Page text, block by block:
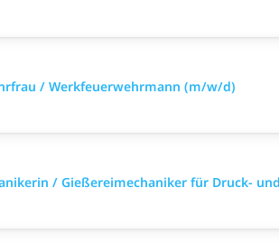
/ Werkfeuerwehrmann (m/w/d)
/ Gießereimechaniker für Druck-